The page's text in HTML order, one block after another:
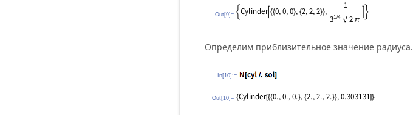
Out[9]=
Определим приблизительное значение радиуса.
In[10]:=
Out[10]=